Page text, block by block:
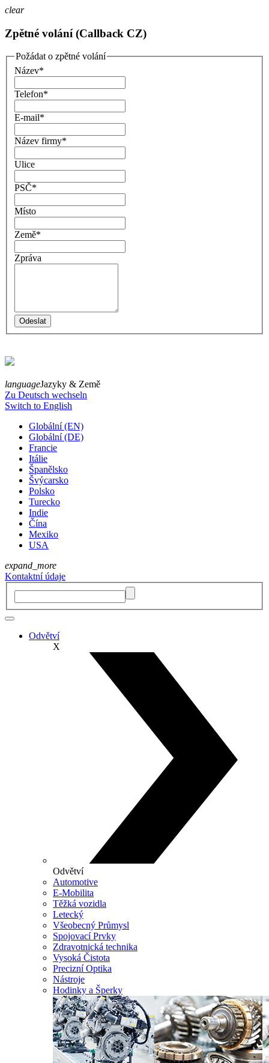
clear
Zpětné volání (Callback CZ)
Požádat o zpětné volání
Název*
Telefon*
E-mail*
Název firmy*
Ulice
PSČ*
Místo
Země*
Zpráva
languageJazyky & Země
Zu Deutsch wechseln
Switch to English
Globální (EN)
Globální (DE)
Francie
Itálie
Španělsko
Švýcarsko
Polsko
Turecko
Indie
Čína
Mexiko
USA
expand_more
Kontaktní údaje
Odvětví
X
Odvětví
Automotive
E-Mobilita
Těžká vozidla
Letecký
Všeobecný Průmysl
Spojovací Prvky
Zdravotnická technika
Vysoká Čistota
Precizní Optika
Nástroje
Hodinky a Šperky